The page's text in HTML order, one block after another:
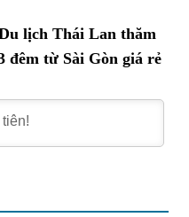
lịch Thái Lan thăm
đêm từ Sài Gòn giá rẻ